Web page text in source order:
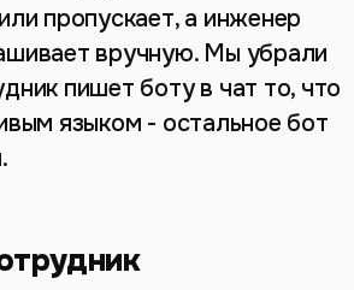
пропускает, а инженер
вручную. Мы убрали
пишет боту в чат то, что
языком - остальное бот